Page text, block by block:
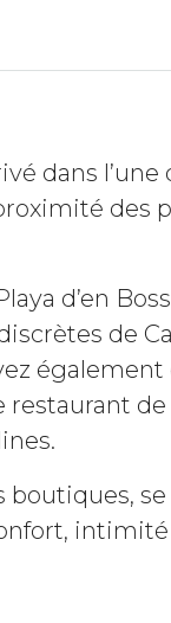
dans l’une
des
d’en
de
de
boutiques,
intimité